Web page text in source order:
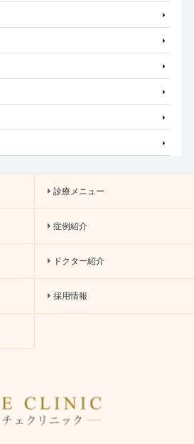
診療メニュー
症例紹介
ドクター紹介
採用情報